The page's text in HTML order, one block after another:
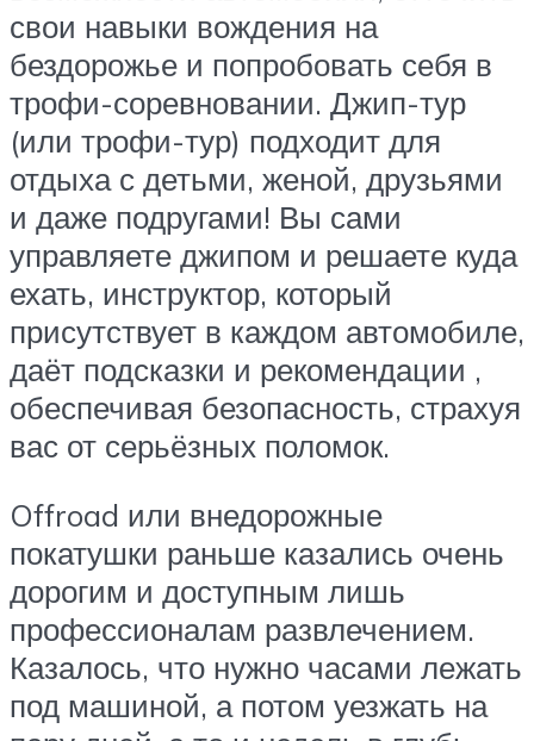
свои навыки вождения на
бездорожье и попробовать себя в
трофи-соревновании. Джип-тур
(или трофи-тур) подходит для
отдыха с детьми, женой, друзьями
и даже подругами! Вы сами
управляете джипом и решаете куда
ехать, инструктор, который
присутствует в каждом автомобиле,
даёт подсказки и рекомендации ,
обеспечивая безопасность, страхуя
вас от серьёзных поломок.
Offroad или внедорожные
покатушки раньше казались очень
дорогим и доступным лишь
профессионалам развлечением.
Казалось, что нужно часами лежать
под машиной, а потом уезжать на